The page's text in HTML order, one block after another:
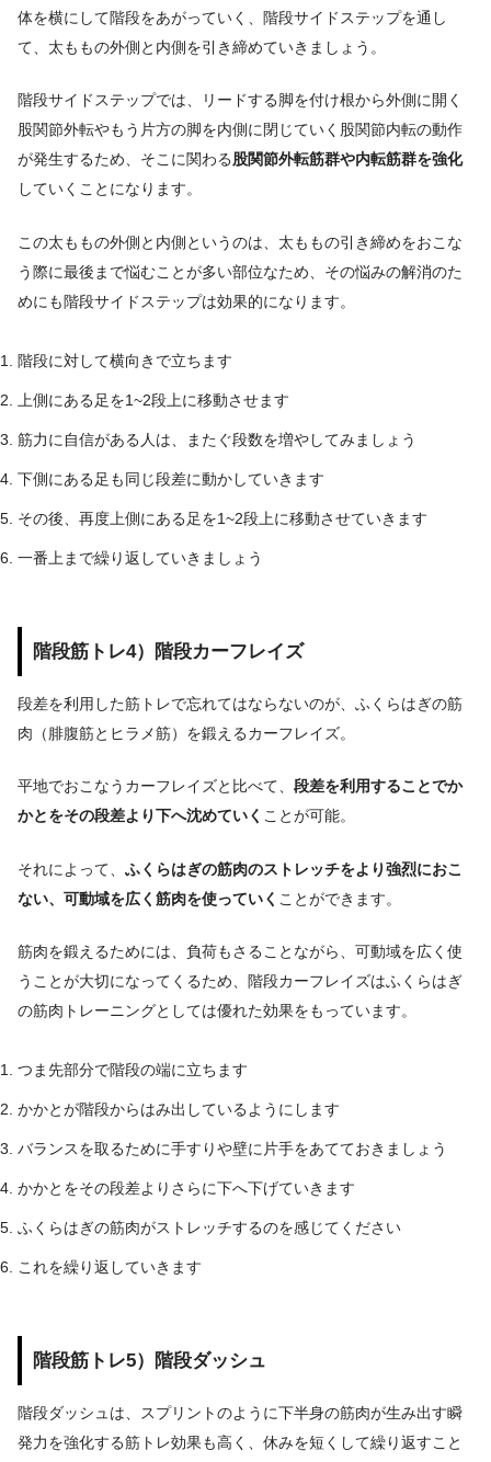
体を横にして階段をあがっていく、階段サイドステップを通し
て、太ももの外側と内側を引き締めていきましょう。
階段サイドステップでは、リードする脚を付け根から外側に開く
股関節外転やもう片方の脚を内側に閉じていく股関節内転の動作
が発生するため、そこに関わる股関節外転筋群や内転筋群を強化
していくことになります。
この太ももの外側と内側というのは、太ももの引き締めをおこな
う際に最後まで悩むことが多い部位なため、その悩みの解消のた
めにも階段サイドステップは効果的になります。
階段に対して横向きで立ちます
上側にある足を1~2段上に移動させます
筋力に自信がある人は、またぐ段数を増やしてみましょう
下側にある足も同じ段差に動かしていきます
その後、再度上側にある足を1~2段上に移動させていきます
一番上まで繰り返していきましょう
階段筋トレ4）階段カーフレイズ
段差を利用した筋トレで忘れてはならないのが、ふくらはぎの筋
肉（腓腹筋とヒラメ筋）を鍛えるカーフレイズ。
平地でおこなうカーフレイズと比べて、 段差を利用することでか
かとをその段差より下へ沈めていく ことが可能。
それによって、 ふくらはぎの筋肉のストレッチをより強烈におこ
ない、可動域を広く筋肉を使っていく ことができます。
筋肉を鍛えるためには、負荷もさることながら、可動域を広く使
うことが大切になってくるため、階段カーフレイズはふくらはぎ
の筋肉トレーニングとしては優れた効果をもっています。
つま先部分で階段の端に立ちます
かかとが階段からはみ出しているようにします
バランスを取るために手すりや壁に片手をあてておきましょう
かかとをその段差よりさらに下へ下げていきます
ふくらはぎの筋肉がストレッチするのを感じてください
これを繰り返していきます
階段筋トレ5）階段ダッシュ
階段ダッシュは、スプリントのように下半身の筋肉が生み出す瞬
発力を強化する筋トレ効果も高く、休みを短くして繰り返すこと